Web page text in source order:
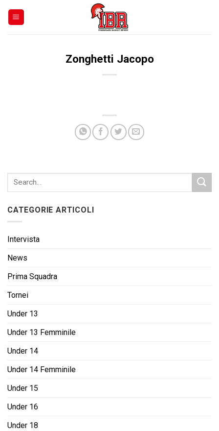
Zonghetti Jacopo
CATEGORIE ARTICOLI
Intervista
News
Prima Squadra
Tornei
Under 13
Under 13 Femminile
Under 14
Under 14 Femminile
Under 15
Under 16
Under 18